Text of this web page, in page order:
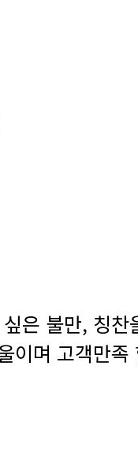
은 불만, 칭찬
이며 고객만